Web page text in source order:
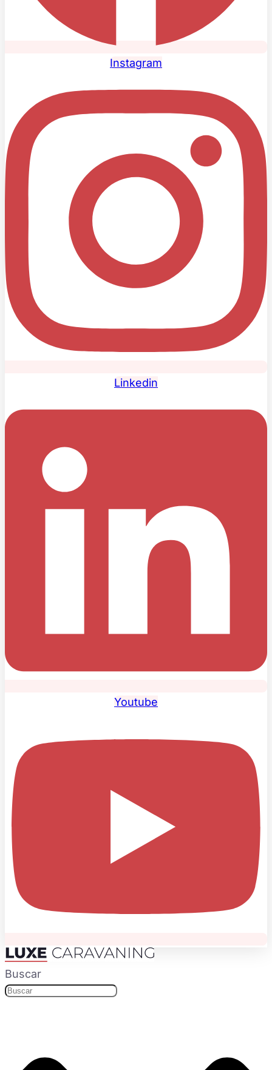
Instagram
Linkedin
Youtube
Buscar